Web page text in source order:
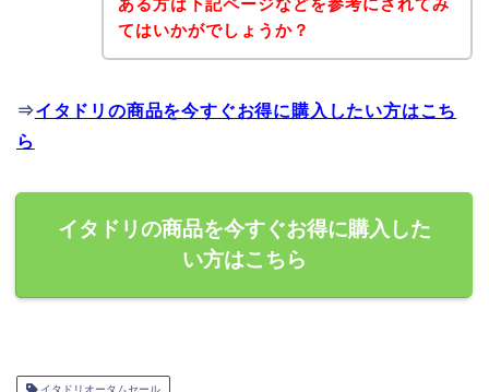
ある方は下記ページなどを参考にされてみ
てはいかがでしょうか？
⇒イタドリの商品を今すぐお得に購入したい方はこち
ら
イタドリの商品を今すぐお得に購入した
い方はこちら
イタドリオータムセール